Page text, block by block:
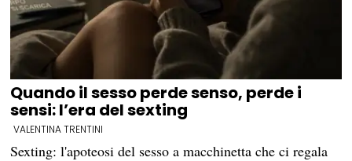
Quando il sesso perde senso, perde i
sensi: l’era del sexting
VALENTINA TRENTINI
Sexting: l'apoteosi del sesso a macchinetta che ci regala